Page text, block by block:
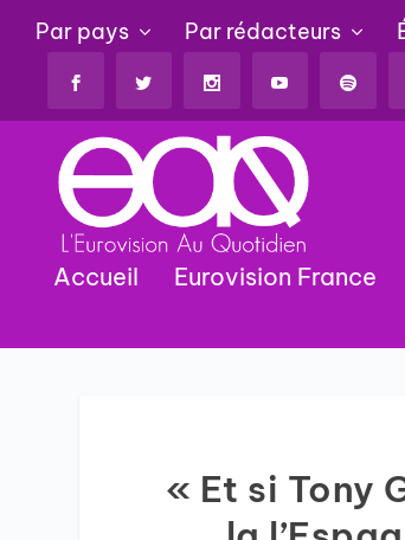
Par pays Par rédacteurs
Accueil Eurovision France
« Et si Tony